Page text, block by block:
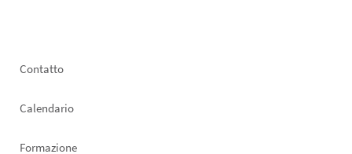
Footer
Contatto
Calendario
Formazione